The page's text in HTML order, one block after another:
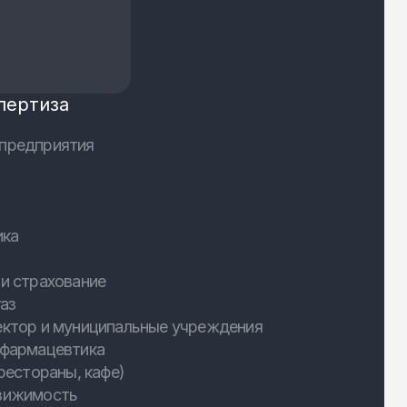
страхование
и муниципальные учреждения
кафе)